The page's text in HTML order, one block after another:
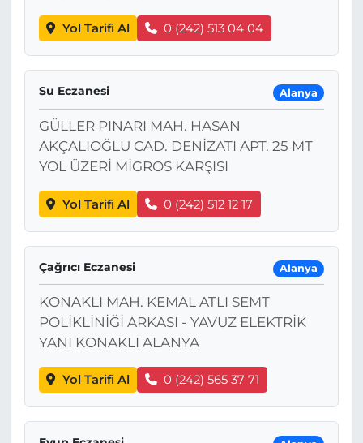
Yol Tarifi Al 0 (242) 513 04 04
Su Eczanesi Alanya
GÜLLER PINARI MAH. HASAN
AKÇALIOĞLU CAD. DENİZATI APT. 25 MT
YOL ÜZERİ MİGROS KARŞISI
Yol Tarifi Al 0 (242) 512 12 17
Çağrıcı Eczanesi Alanya
KONAKLI MAH. KEMAL ATLI SEMT
POLİKLİNİĞİ ARKASI - YAVUZ ELEKTRİK
YANI KONAKLI ALANYA
Yol Tarifi Al 0 (242) 565 37 71